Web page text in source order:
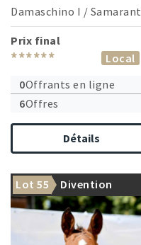
Damaschino I / Samarant
Prix final
******
Local
0Offrants en ligne
6Offres
Détails
Lot 55 Divention